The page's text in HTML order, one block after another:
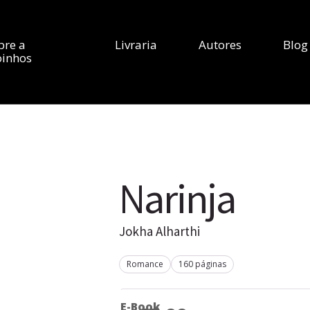
a
Livraria Autores Blog
Narinja
Jokha Alharthi
Romance 160 páginas
E-Book